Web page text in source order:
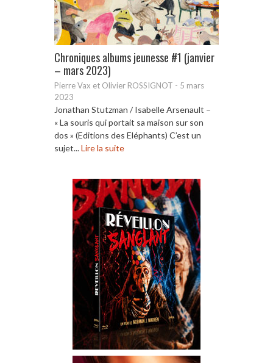
Chroniques albums jeunesse #1 (janvier
– mars 2023)
Pierre Vax et Olivier ROSSIGNOT - 5 mars
2023
Jonathan Stutzman / Isabelle Arsenault –
« La souris qui portait sa maison sur son
dos » (Editions des Eléphants) C’est un
sujet...Lire la suite